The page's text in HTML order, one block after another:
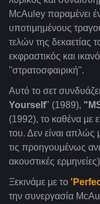
McAuley παραμένει
υποτιμημένους
τελών της δεκαετίας
εκφραστικός και
''στρατοσφαιρική''.
Αυτό το σετ
Yourself" (1989),
(1992), το καθένα με
του. Δεν είναι απλώς
τις προηγουμένως
ακουστικές
Ξεκινάμε με το
την συνεργασία